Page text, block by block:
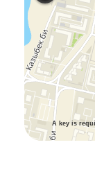
A key is